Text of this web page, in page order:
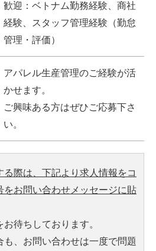
歓迎：ベトナム勤務経験、商社
経験、スタッフ管理経験（勤怠
管理・評価）
アパレル生産管理のご経験が活
かせます。
ご興味ある方はぜひご応募下さ
い。
る際は、下記より求人情報をコ
をお問い合わせメッセージに貼
待ちしております。
、お問い合わせは一度で問題